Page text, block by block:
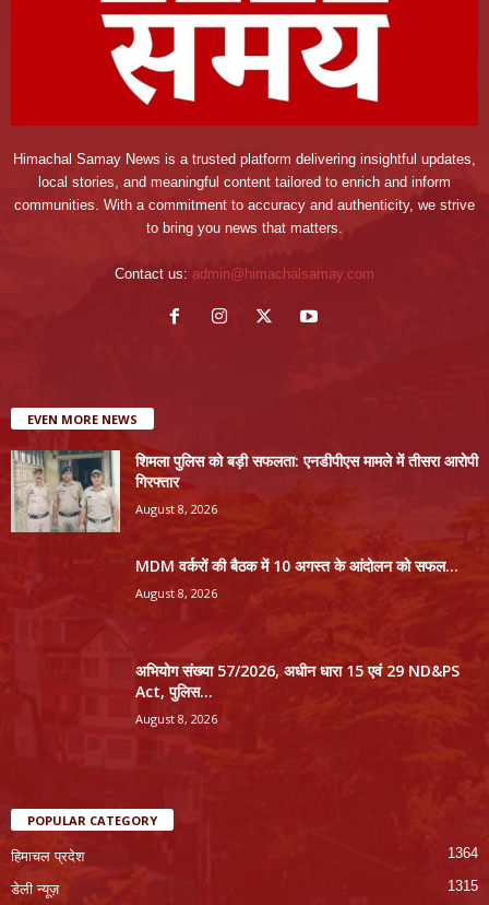
Himachal Samay News is a trusted platform delivering insightful updates,
local stories, and meaningful content tailored to enrich and inform
communities. With a commitment to accuracy and authenticity, we strive
to bring you news that matters.
Contact us: admin@himachalsamay.com
EVEN MORE NEWS
शिमला पुलिस को बड़ी सफलता: एनडीपीएस मामले में तीसरा आरोपी
गिरफ्तार
August 8, 2026
MDM वर्करों की बैठक में 10 अगस्त के आंदोलन को सफल...
August 8, 2026
अभियोग संख्या 57/2026, अधीन धारा 15 एवं 29 ND&PS
Act, पुलिस...
August 8, 2026
POPULAR CATEGORY
हिमाचल प्रदेश 1364
डेली न्यूज़ 1315